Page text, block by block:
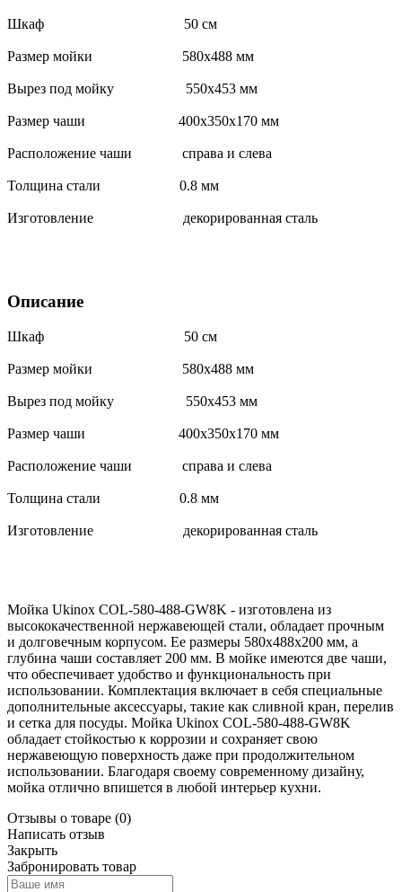
Шкаф 50 см
Размер мойки 580х488 мм
Вырез под мойку 550х453 мм
Размер чаши 400х350х170 мм
Расположение чаши справа и слева
Толщина стали 0.8 мм
Изготовление декорированная сталь
Описание
Шкаф 50 см
Размер мойки 580х488 мм
Вырез под мойку 550х453 мм
Размер чаши 400х350х170 мм
Расположение чаши справа и слева
Толщина стали 0.8 мм
Изготовление декорированная сталь
Мойка Ukinox COL-580-488-GW8K - изготовлена из
высококачественной нержавеющей стали, обладает прочным
и долговечным корпусом. Ее размеры 580x488x200 мм, а
глубина чаши составляет 200 мм. В мойке имеются две чаши,
что обеспечивает удобство и функциональность при
использовании. Комплектация включает в себя специальные
дополнительные аксессуары, такие как сливной кран, перелив
и сетка для посуды. Мойка Ukinox COL-580-488-GW8K
обладает стойкостью к коррозии и сохраняет свою
нержавеющую поверхность даже при продолжительном
использовании. Благодаря своему современному дизайну,
мойка отлично впишется в любой интерьер кухни.
Отзывы о товаре (0)
Написать отзыв
Закрыть
Забронировать товар